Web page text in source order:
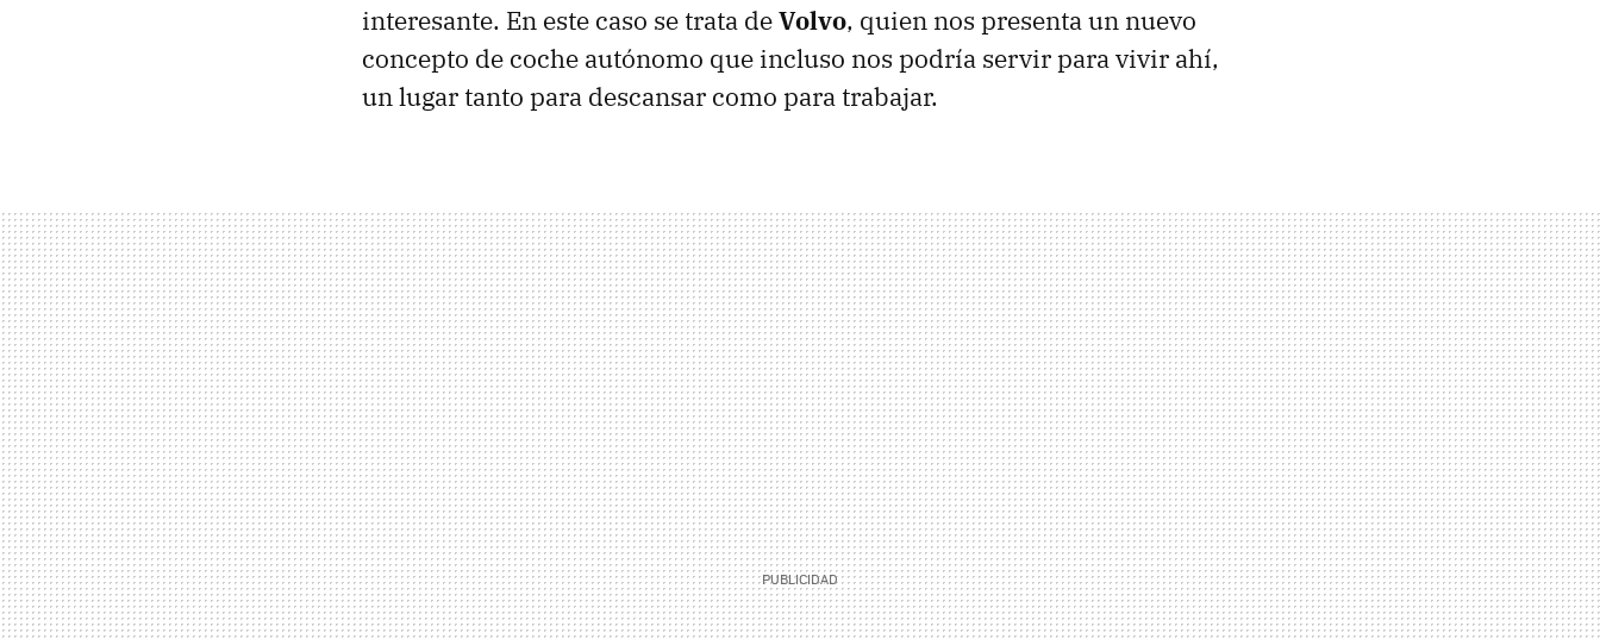
interesante. En este caso se trata deVolvo, quien nos presenta un nuevo
concepto de coche autónomo que incluso nos podría servir para vivir ahí,
un lugar tanto para descansar como para trabajar.